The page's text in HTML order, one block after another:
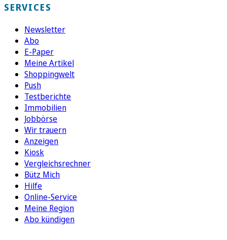
SERVICES
Newsletter
Abo
E-Paper
Meine Artikel
Shoppingwelt
Push
Testberichte
Immobilien
Jobbörse
Wir trauern
Anzeigen
Kiosk
Vergleichsrechner
Bütz Mich
Hilfe
Online-Service
Meine Region
Abo kündigen